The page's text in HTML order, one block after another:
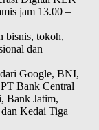
jam 13.00 –
bisnis, tokoh,
dan
Google, BNI,
Bank Central
Bank Jatim,
Kedai Tiga